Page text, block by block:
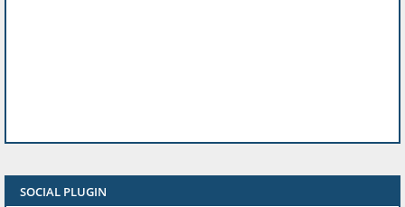
SOCIAL PLUGIN